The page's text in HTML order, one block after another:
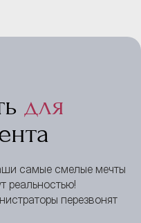
для
самые смелые мечты
реальностью!
перезвонят